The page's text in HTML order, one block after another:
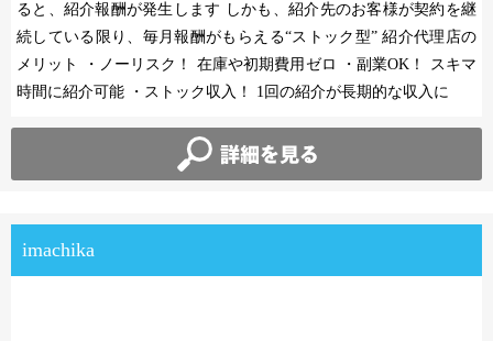
ると、紹介報酬が発生します しかも、紹介先のお客様が契約を継
続している限り、毎月報酬がもらえる“ストック型” 紹介代理店の
メリット ・ノーリスク！ 在庫や初期費用ゼロ ・副業OK！ スキマ
時間に紹介可能 ・ストック収入！ 1回の紹介が長期的な収入に
imachika